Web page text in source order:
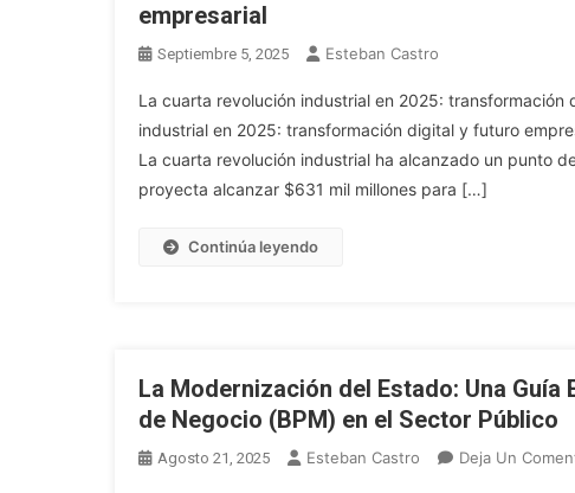
empresarial
Septiembre 5, 2025 Esteban Castro
La cuarta revolución industrial en 2025:
industrial en 2025: transformación digital y futuro
La cuarta revolución industrial ha alcanzado un punto
proyecta alcanzar $631 mil millones para […]
Continúa leyendo
La Modernización del Estado: Una
de Negocio (BPM) en el Sector Público
Agosto 21, 2025 Esteban Castro Deja Un